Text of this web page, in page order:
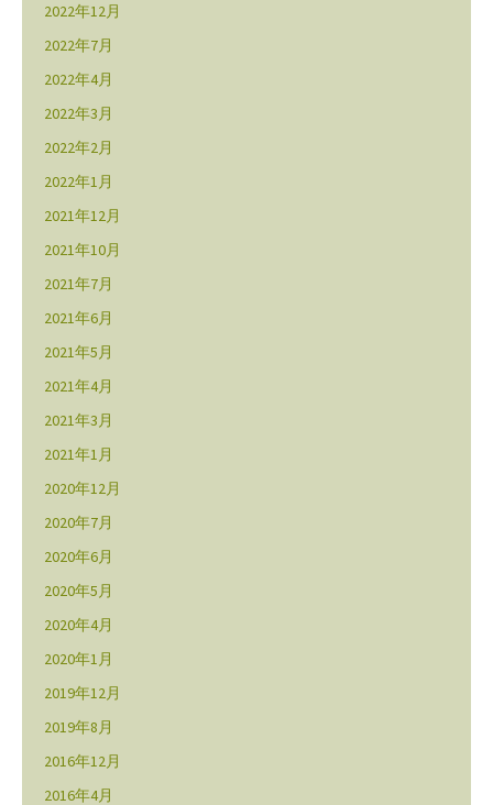
2022年12月
2022年7月
2022年4月
2022年3月
2022年2月
2022年1月
2021年12月
2021年10月
2021年7月
2021年6月
2021年5月
2021年4月
2021年3月
2021年1月
2020年12月
2020年7月
2020年6月
2020年5月
2020年4月
2020年1月
2019年12月
2019年8月
2016年12月
2016年4月